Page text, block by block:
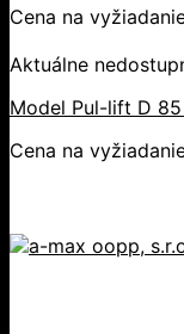
Cena na
Aktuálne
Model Pul-lift D
Cena na